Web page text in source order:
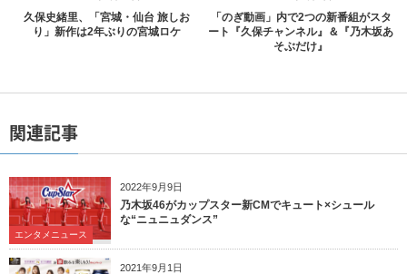
久保史緒里、「宮城・仙台 旅しお
り」新作は2年ぶりの宮城ロケ
「のぎ動画」内で2つの新番組がスタ
ート『久保チャンネル』＆『乃木坂あ
そぶだけ』
関連記事
2022年9月9日
エンタメニュース
乃木坂46がカップスター新CMでキュート×シュール
な“ニュニュダンス”
2021年9月1日